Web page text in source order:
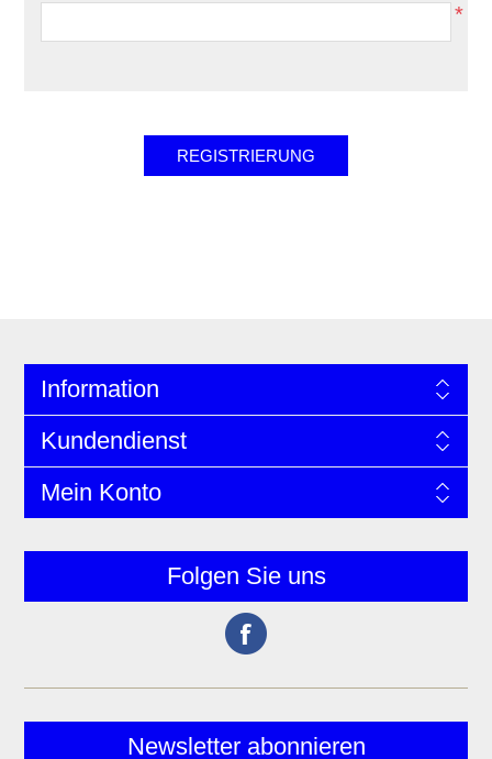
*
Information
Kundendienst
Mein Konto
Folgen Sie uns
Newsletter abonnieren